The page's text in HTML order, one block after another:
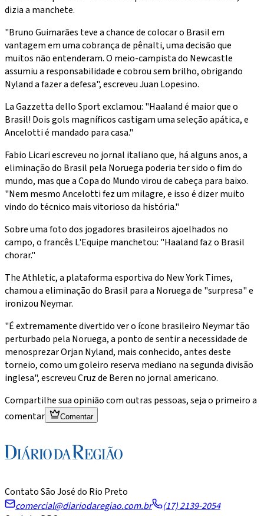
dizia a manchete.
"Bruno Guimarães teve a chance de colocar o Brasil em
vantagem em uma cobrança de pênalti, uma decisão que
muitos não entenderam. O meio-campista do Newcastle
assumiu a responsabilidade e cobrou sem brilho, obrigando
Nyland a fazer a defesa", escreveu Juan Lopesino.
La Gazzetta dello Sport exclamou: "Haaland é maior que o
Brasil! Dois gols magníficos castigam uma seleção apática, e
Ancelotti é mandado para casa."
Fabio Licari escreveu no jornal italiano que, há alguns anos, a
eliminação do Brasil pela Noruega poderia ter sido o fim do
mundo, mas que a Copa do Mundo virou de cabeça para baixo.
"Nem mesmo Ancelotti fez um milagre, e isso é dizer muito
vindo do técnico mais vitorioso da história."
Sobre uma foto dos jogadores brasileiros ajoelhados no
campo, o francês L'Equipe manchetou: "Haaland faz o Brasil
chorar."
The Athletic, a plataforma esportiva do New York Times,
chamou a eliminação do Brasil para a Noruega de "surpresa" e
ironizou Neymar.
"É extremamente divertido ver o ícone brasileiro Neymar tão
perturbado pela Noruega, a ponto de sentir a necessidade de
menosprezar Orjan Nyland, mais conhecido, antes deste
torneio, como um goleiro reserva mediano na segunda divisão
inglesa", escreveu Cruz de Beren no jornal americano.
Compartilhe sua opinião com outras pessoas, seja o primeiro a
comentar
Comentar
Contato São José do Rio Preto
comercial@diariodaregiao.com.br
(17) 2139-2054